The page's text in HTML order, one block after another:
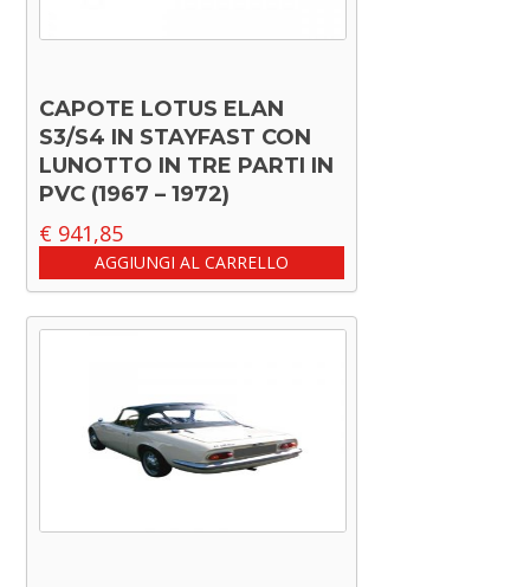
CAPOTE LOTUS ELAN
S3/S4 IN STAYFAST CON
LUNOTTO IN TRE PARTI IN
PVC (1967 – 1972)
€ 941,85
AGGIUNGI AL CARRELLO